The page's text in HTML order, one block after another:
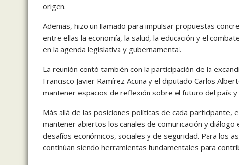
origen.
Además, hizo un llamado para impulsar propuestas
entre ellas la economía, la salud, la educación y el
en la agenda legislativa y gubernamental.
La reunión contó también con la participación de la
Francisco Javier Ramírez Acuña y el diputado Carlos
mantener espacios de reflexión sobre el futuro del país
Más allá de las posiciones políticas de cada participante,
mantener abiertos los canales de comunicación y
desafíos económicos, sociales y de seguridad. Para los
continúan siendo herramientas fundamentales para